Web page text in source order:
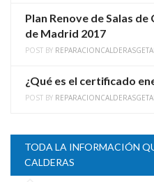
Plan Renove de Salas
de Madrid 2017
POST BY
¿Qué es el certificado
POST BY
TODA LA INFORMACIÓN
CALDERAS